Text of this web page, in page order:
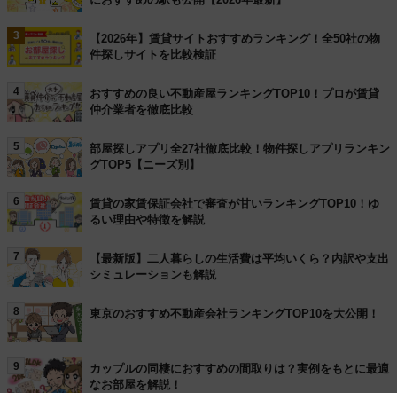
3
【2026年】賃貸サイトおすすめランキング！全50社の物
件探しサイトを比較検証
4
おすすめの良い不動産屋ランキングTOP10！プロが賃貸
仲介業者を徹底比較
5
部屋探しアプリ全27社徹底比較！物件探しアプリランキン
グTOP5【ニーズ別】
6
賃貸の家賃保証会社で審査が甘いランキングTOP10！ゆ
るい理由や特徴を解説
7
【最新版】二人暮らしの生活費は平均いくら？内訳や支出
シミュレーションも解説
8 東京のおすすめ不動産会社ランキングTOP10を大公開！
9
カップルの同棲におすすめの間取りは？実例をもとに最適
なお部屋を解説！